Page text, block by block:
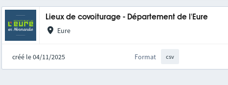
Lieux de covoiturage - Département de l'Eure
Eure
créé le 04/11/2025 Format csv